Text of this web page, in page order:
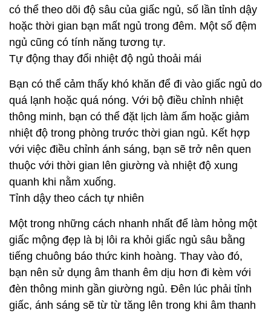
có thể theo dõi độ sâu của giấc ngủ, số lần tỉnh dậy
hoặc thời gian bạn mất ngủ trong đêm. Một số đệm
ngủ cũng có tính năng tương tự.
Tự động thay đổi nhiệt độ ngủ thoải mái
Bạn có thể cảm thấy khó khăn để đi vào giấc ngủ do
quá lạnh hoặc quá nóng. Với bộ điều chỉnh nhiệt
thông minh, bạn có thể đặt lịch làm ấm hoặc giảm
nhiệt độ trong phòng trước thời gian ngủ. Kết hợp
với việc điều chỉnh ánh sáng, bạn sẽ trở nên quen
thuộc với thời gian lên giường và nhiệt độ xung
quanh khi nằm xuống.
Tỉnh dậy theo cách tự nhiên
Một trong những cách nhanh nhất để làm hỏng một
giấc mộng đẹp là bị lôi ra khỏi giấc ngủ sâu bằng
tiếng chuông báo thức kinh hoàng. Thay vào đó,
bạn nên sử dụng âm thanh êm dịu hơn đi kèm với
đèn thông minh gần giường ngủ. Đên lúc phải tỉnh
giấc, ánh sáng sẽ từ từ tăng lên trong khi âm thanh